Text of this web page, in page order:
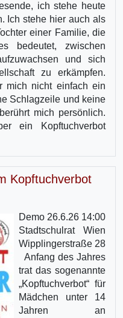
ich stehe heute
Ich stehe hier auch als
einer Familie, die
bedeutet, zwischen
und sich
zu erkämpfen.
mich nicht einfach ein
Schlagzeile und keine
mich persönlich.
ein Kopftuchverbot
Kopftuchverbot
Demo 26.6.26 14:00
Stadtschulrat Wien
Wipplingerstraße 28
Anfang des Jahres
trat das sogenannte
„Kopftuchverbot“ für
Mädchen unter 14
Jahren an